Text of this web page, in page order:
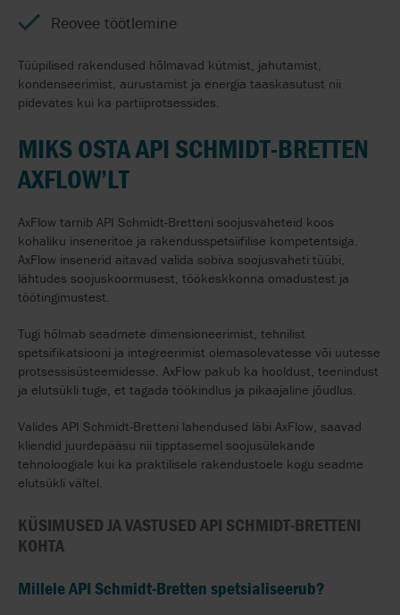
Reovee töötlemine
Tüüpilised rakendused hõlmavad kütmist, jahutamist,
kondenseerimist, aurustamist ja energia taaskasutust nii
pidevates kui ka partiiprotsessides.
MIKS OSTA API SCHMIDT-BRETTEN
AXFLOW’LT
AxFlow tarnib API Schmidt-Bretteni soojusvaheteid koos
kohaliku inseneritoe ja rakendusspetsiifilise kompetentsiga.
AxFlow insenerid aitavad valida sobiva soojusvaheti tüübi,
lähtudes soojuskoormusest, töökeskkonna omadustest ja
töötingimustest.
Tugi hõlmab seadmete dimensioneerimist, tehnilist
spetsifikatsiooni ja integreerimist olemasolevatesse või uutesse
protsessisüsteemidesse. AxFlow pakub ka hooldust, teenindust
ja elutsükli tuge, et tagada töökindlus ja pikaajaline jõudlus.
Valides API Schmidt-Bretteni lahendused läbi AxFlow, saavad
kliendid juurdepääsu nii tipptasemel soojusülekande
tehnoloogiale kui ka praktilisele rakendustoele kogu seadme
elutsükli vältel.
KÜSIMUSED JA VASTUSED API SCHMIDT-BRETTENI
KOHTA
Millele API Schmidt-Bretten spetsialiseerub?